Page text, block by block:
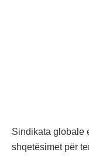
Sindikata globale
shqetësimet për